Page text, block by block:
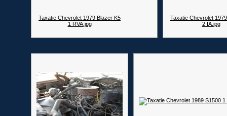
Taxatie Chevrolet 1979 Blazer K5
1 RVA.jpg
Taxatie Chevrolet
2 IA.jpg